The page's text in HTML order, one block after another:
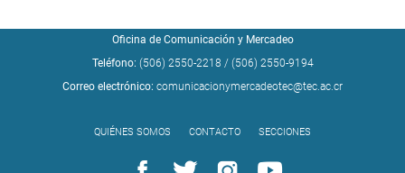
Oficina de Comunicación y Mercadeo
Teléfono: (506) 2550-2218 / (506) 2550-9194
Correo electrónico: comunicacionymercadeotec@tec.ac.cr
QUIÉNES SOMOS CONTACTO SECCIONES